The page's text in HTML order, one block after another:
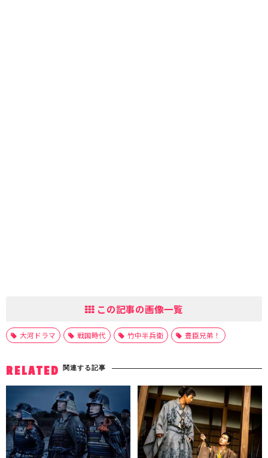
この記事の画像一覧
大河ドラマ 戦国時代 竹中半兵衛 豊臣兄弟！
RELATED 関連する記事